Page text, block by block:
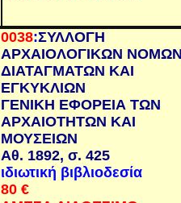
0038:ΣΥΛΛΟΓΗ
ΑΡΧΑΙΟΛΟΓΙΚΩΝ
ΔΙΑΤΑΓΜΑΤΩΝ ΚΑΙ
ΕΓΚΥΚΛΙΩΝ
ΓΕΝΙΚΗ ΕΦΟΡΕΙΑ ΤΩΝ
ΑΡΧΑΙΟΤΗΤΩΝ ΚΑΙ
ΜΟΥΣΕΙΩΝ
Αθ. 1892, σ. 425
ιδιωτική βιβλιοδεσία
80€